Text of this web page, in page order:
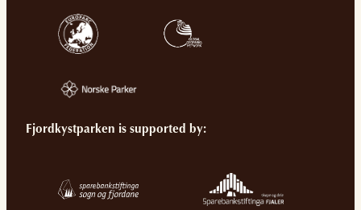
Fjordkystparken is supported by: